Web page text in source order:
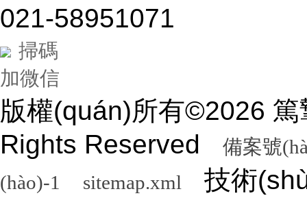
021-58951071
掃碼
加微信
版權(quán)所有©2026
Rights Reserved
備案號
(hào)-1
sitemap.xml 技術